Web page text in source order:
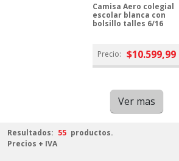
Camisa Aero colegial
escolar blanca con
bolsillo talles 6/16
Precio: $10.599,99
Ver mas
Resultados: 55 productos.
Precios + IVA